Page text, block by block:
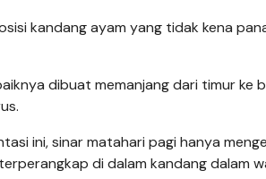
kandang ayam yang tidak kena
dibuat memanjang dari timur
ini, sinar matahari pagi hanya
di dalam kandang dalam